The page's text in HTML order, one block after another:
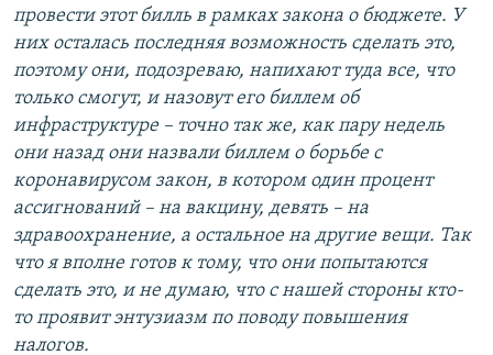
провести этот билль в рамках закона о бюджете. У
них осталась последняя возможность сделать это,
поэтому они, подозреваю, напихают туда все, что
только смогут, и назовут его биллем об
инфраструктуре – точно так же, как пару недель
они назад они назвали биллем о борьбе с
коронавирусом закон, в котором один процент
ассигнований – на вакцину, девять – на
здравоохранение, а остальное на другие вещи. Так
что я вполне готов к тому, что они попытаются
сделать это, и не думаю, что с нашей стороны кто-
то проявит энтузиазм по поводу повышения
налогов.